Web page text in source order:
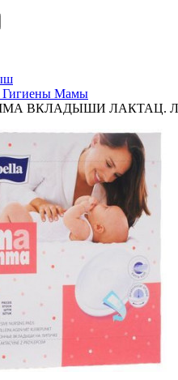
Гигиены Мамы
ВКЛАДЫШИ ЛАКТАЦ.